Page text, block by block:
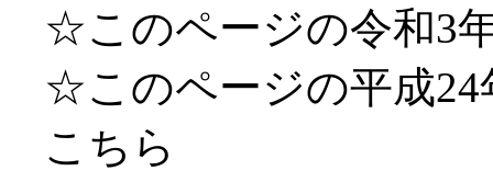
☆このページの令和3
☆このページの平成24
こちら